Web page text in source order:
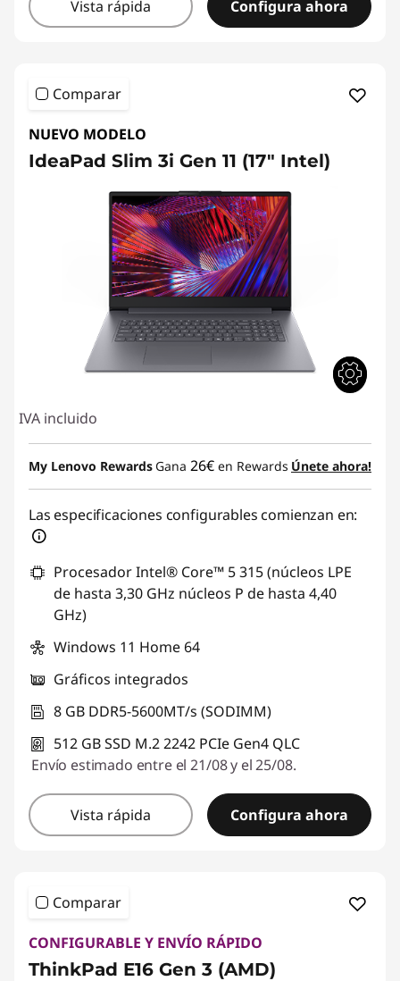
Vista rápida Configura ahora
Comparar
NUEVO MODELO
IdeaPad Slim 3i Gen 11 (17" Intel)
IVA incluido
My Lenovo Rewards Gana 26€ en Rewards Únete ahora!
Las especificaciones configurables comienzan en:
Procesador Intel® Core™ 5 315 (núcleos LPE
de hasta 3,30 GHz núcleos P de hasta 4,40
GHz)
Windows 11 Home 64
Gráficos integrados
8 GB DDR5-5600MT/s (SODIMM)
512 GB SSD M.2 2242 PCIe Gen4 QLC
Envío estimado entre el 21/08 y el 25/08.
Vista rápida Configura ahora
Comparar
CONFIGURABLE Y ENVÍO RÁPIDO
ThinkPad E16 Gen 3 (AMD)